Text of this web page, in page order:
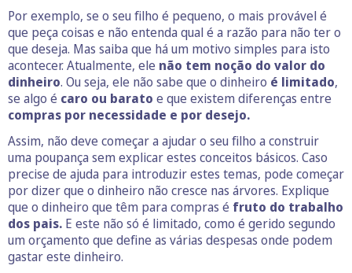
Por exemplo, se o seu filho é pequeno, o mais provável é
que peça coisas e não entenda qual é a razão para não ter o
que deseja. Mas saiba que há um motivo simples para isto
acontecer. Atualmente, ele não tem noção do valor do
dinheiro. Ou seja, ele não sabe que o dinheiro é limitado,
se algo é caro ou barato e que existem diferenças entre
compras por necessidade e por desejo.
Assim, não deve começar a ajudar o seu filho a construir
uma poupança sem explicar estes conceitos básicos. Caso
precise de ajuda para introduzir estes temas, pode começar
por dizer que o dinheiro não cresce nas árvores. Explique
que o dinheiro que têm para compras é fruto do trabalho
dos pais. E este não só é limitado, como é gerido segundo
um orçamento que define as várias despesas onde podem
gastar este dinheiro.